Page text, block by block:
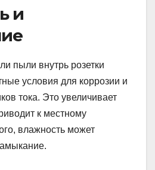
и
пыли внутрь розетки
условия для коррозии и
тока. Это увеличивает
к местному
влажность может